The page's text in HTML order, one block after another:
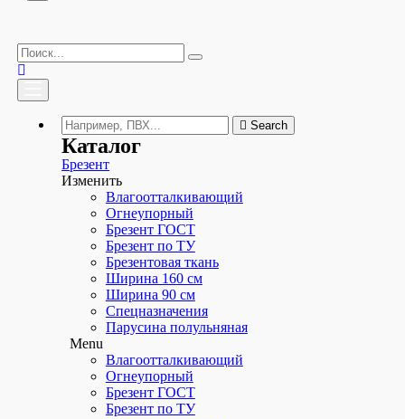
Search
Каталог
Брезент
Изменить
Влагоотталкивающий
Огнеупорный
Брезент ГОСТ
Брезент по ТУ
Брезентовая ткань
Ширина 160 см
Ширина 90 см
Спецназначения
Парусина полульняная
Menu
Влагоотталкивающий
Огнеупорный
Брезент ГОСТ
Брезент по ТУ